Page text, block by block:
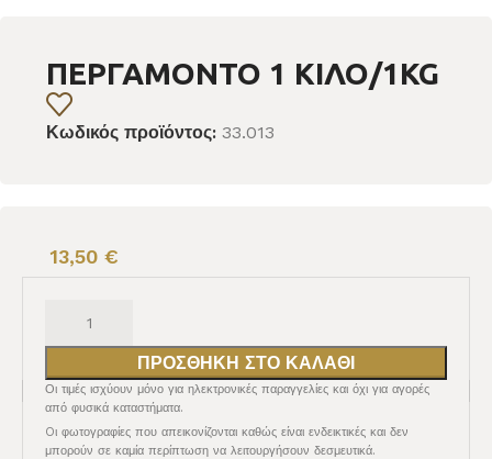
ΠΕΡΓΑΜΟΝΤΟ 1 ΚΙΛΟ/1KG
Κωδικός προϊόντος: 33.013
13,50 €
ΠΡΟΣΘΉΚΗ ΣΤΟ ΚΑΛΆΘΙ
Οι τιμές ισχύουν μόνο για ηλεκτρονικές παραγγελίες και όχι για αγορές
από φυσικά καταστήματα.
Oι φωτογραφίες που απεικονίζονται καθώς είναι ενδεικτικές και δεν
μπορούν σε καμία περίπτωση να λειτουργήσουν δεσμευτικά.